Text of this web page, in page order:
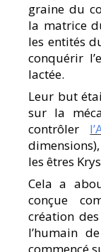
graine du
la matrice
les entités
conquérir
lactée.
Leur but
sur la
contrôler
les êtres
Cela a
conçue
création
l’humain